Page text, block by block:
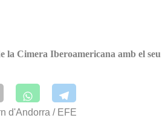
la Cimera Iberoamericana amb el seu
d'Andorra / EFE